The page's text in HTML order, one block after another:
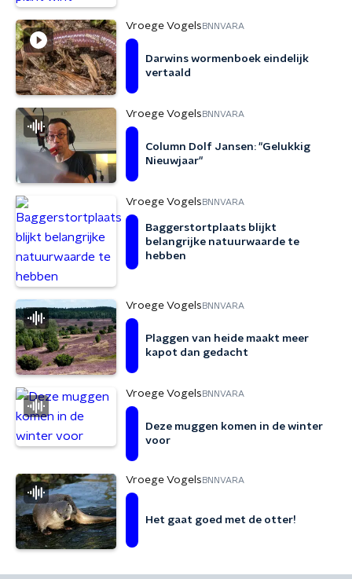
Vroege Vogels BNNVARA
Darwins wormenboek eindelijk
vertaald
Vroege Vogels BNNVARA
Column Dolf Jansen: "Gelukkig
Nieuwjaar"
Vroege Vogels BNNVARA
Baggerstortplaats blijkt
belangrijke natuurwaarde te
hebben
Vroege Vogels BNNVARA
Plaggen van heide maakt meer
kapot dan gedacht
Vroege Vogels BNNVARA
Deze muggen komen in de winter
voor
Vroege Vogels BNNVARA
Het gaat goed met de otter!